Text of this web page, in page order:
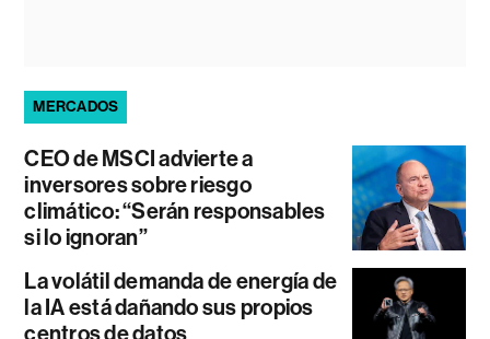
MERCADOS
CEO de MSCI advierte a
inversores sobre riesgo
climático: “Serán responsables
si lo ignoran”
La volátil demanda de energía de
la IA está dañando sus propios
centros de datos